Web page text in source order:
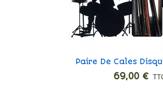
Ajouter
Paire De Cales
Rock
69,00 €